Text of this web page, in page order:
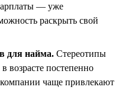
— уже
раскрыть свой
для найма. Стереотипы
возрасте постепенно
чаще привлекают